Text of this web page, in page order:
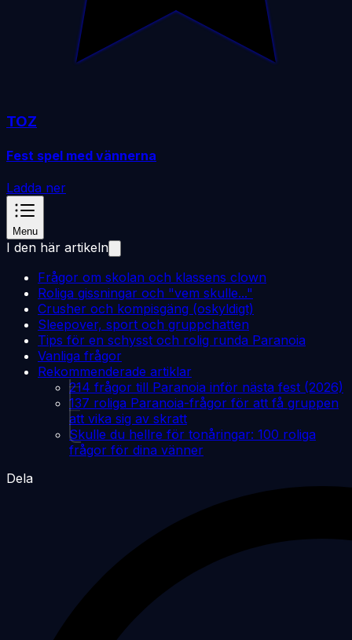
TOZ
Fest spel med vännerna
Ladda ner
Menu
I den här artikeln
Frågor om skolan och klassens clown
Roliga gissningar och "vem skulle..."
Crusher och kompisgäng (oskyldigt)
Sleepover, sport och gruppchatten
Tips för en schysst och rolig runda Paranoia
Vanliga frågor
Rekommenderade artiklar
214 frågor till Paranoia inför nästa fest (2026)
137 roliga Paranoia-frågor för att få gruppen
att vika sig av skratt
Skulle du hellre för tonåringar: 100 roliga
frågor för dina vänner
Dela